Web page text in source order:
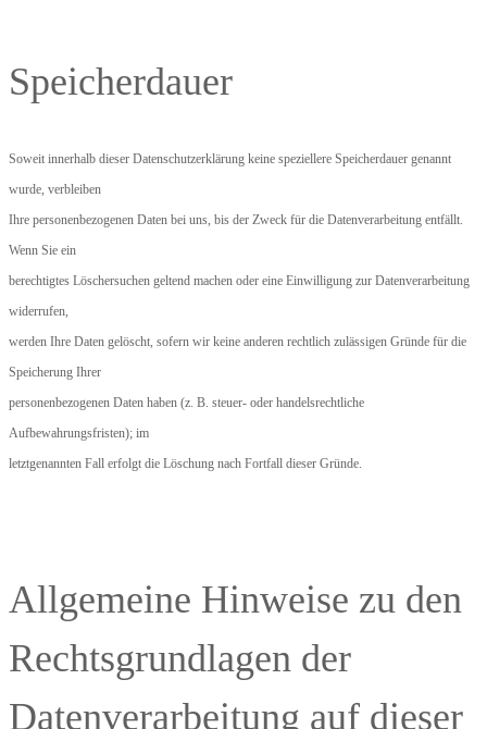
Speicherdauer
Soweit innerhalb dieser Datenschutzerklärung keine speziellere Speicherdauer genannt
wurde, verbleiben
Ihre personenbezogenen Daten bei uns, bis der Zweck für die Datenverarbeitung entfällt.
Wenn Sie ein
berechtigtes Löschersuchen geltend machen oder eine Einwilligung zur Datenverarbeitung
widerrufen,
werden Ihre Daten gelöscht, sofern wir keine anderen rechtlich zulässigen Gründe für die
Speicherung Ihrer
personenbezogenen Daten haben (z. B. steuer- oder handelsrechtliche
Aufbewahrungsfristen); im
letztgenannten Fall erfolgt die Löschung nach Fortfall dieser Gründe.
Allgemeine Hinweise zu den
Rechtsgrundlagen der
Datenverarbeitung auf dieser